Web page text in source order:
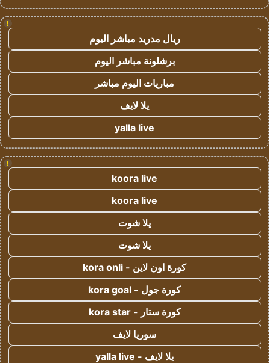
!
ريال مدريد مباشر اليوم
برشلونة مباشر اليوم
مباريات اليوم مباشر
يلا لايف
yalla live
!
koora live
koora live
يلا شوت
يلا شوت
كورة اون لاين - kora onli
كورة جول - kora goal
كورة ستار - kora star
سوريا لايف
يلا لايف - yalla live